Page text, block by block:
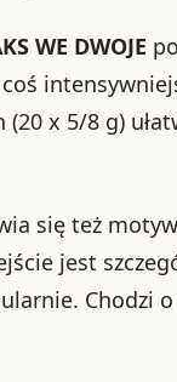
WE DWOJE
x 5/8 g)
się też
jest
Chodzi